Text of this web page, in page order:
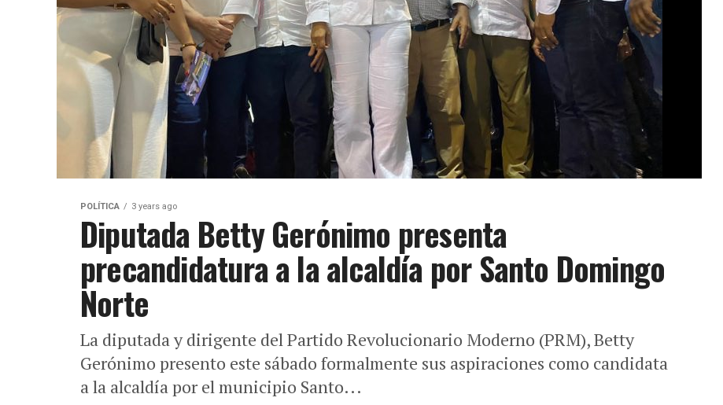
POLÍTICA 3 years ago
Diputada Betty Gerónimo presenta
precandidatura a la alcaldía por Santo Domingo
Norte
La diputada y dirigente del Partido Revolucionario Moderno (PRM), Betty
Gerónimo presento este sábado formalmente sus aspiraciones como candidata
a la alcaldía por el municipio Santo...